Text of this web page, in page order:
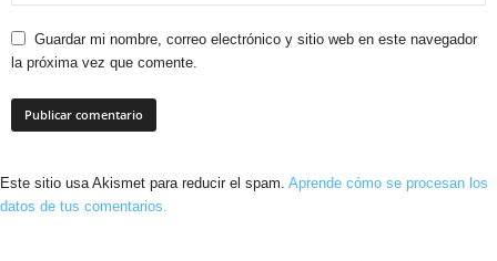
Guardar mi nombre, correo electrónico y sitio web en este navegador
la próxima vez que comente.
Este sitio usa Akismet para reducir el spam. Aprende cómo se procesan los
datos de tus comentarios.